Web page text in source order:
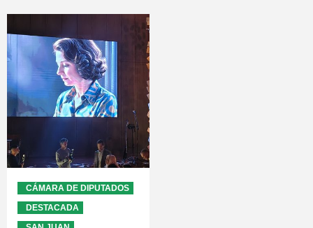
CÁMARA DE DIPUTADOS
DESTACADA